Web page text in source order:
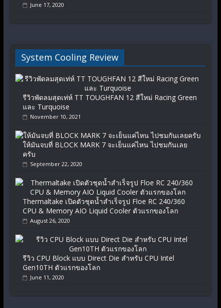
June 17, 2020
System Cooling Review
รีวิวพัดลมสุดเท่ห์ TT TOUGHFAN 12 สีใหม่ Racing Green
และ Turquoise
November 10, 2021
ให้มันจบที่ BLOCK MARK 7 จะเย็นแค่ไหน ไปชมกันเลย
ครับ
September 22, 2020
Thermaltake เปิดตัวชุดน้ำสำเร็จรูป Floe RC 240/360
CPU & Memory AIO Liquid Cooler ตัวแรกของโลก
August 26, 2020
รีวิว CPU Block แบบ Direct Die สำหรับ CPU Intel
Gen10TH ตัวแรกของโลก
June 11, 2020